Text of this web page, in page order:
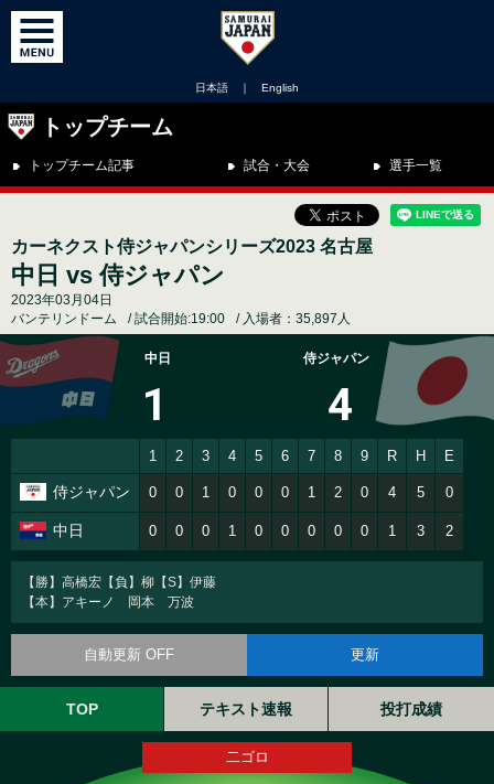
日本語 ｜ English
トップチーム
トップチーム記事 試合・大会 選手一覧
カーネクスト侍ジャパンシリーズ2023 名古屋
中日 vs 侍ジャパン
2023年03月04日
バンテリンドーム
試合開始:19:00 入場者：35,897人
中日
1
侍ジャパン
4
1 2 3 4 5 6 7 8 9 R H E
侍ジャパン 0 0 1 0 0 0 1 2 0 4 5 0
中日 0 0 0 1 0 0 0 0 0 1 3 2
【勝】高橋宏【負】柳【S】伊藤
【本】アキーノ 岡本 万波
自動更新 OFF 更新
TOP テキスト速報 投打成績